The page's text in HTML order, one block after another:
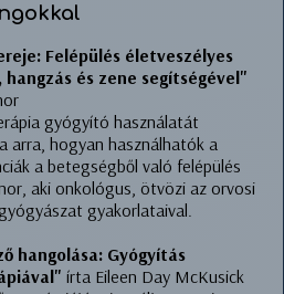
Felépülés életveszélyes
hangzás és zene segítségével"
gyógyító használatát
arra, hogyan használhatók a
a betegségből való felépülés
aki onkológus, ötvözi az orvosi
gyakorlataival.
hangolása: Gyógyítás
írta Eileen Day McKusick